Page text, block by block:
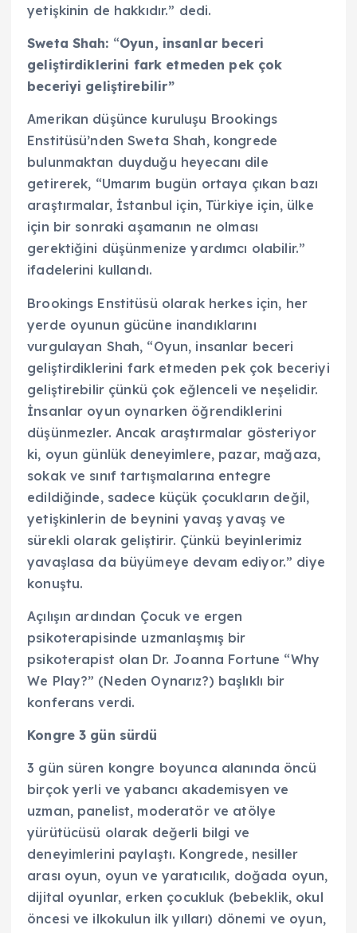
yetişkinin de hakkıdır.” dedi.
Sweta Shah: “Oyun, insanlar beceri
geliştirdiklerini fark etmeden pek çok
beceriyi geliştirebilir”
Amerikan düşünce kuruluşu Brookings
Enstitüsü’nden Sweta Shah, kongrede
bulunmaktan duyduğu heyecanı dile
getirerek, “Umarım bugün ortaya çıkan bazı
araştırmalar, İstanbul için, Türkiye için, ülke
için bir sonraki aşamanın ne olması
gerektiğini düşünmenize yardımcı olabilir.”
ifadelerini kullandı.
Brookings Enstitüsü olarak herkes için, her
yerde oyunun gücüne inandıklarını
vurgulayan Shah, “Oyun, insanlar beceri
geliştirdiklerini fark etmeden pek çok beceriyi
geliştirebilir çünkü çok eğlenceli ve neşelidir.
İnsanlar oyun oynarken öğrendiklerini
düşünmezler. Ancak araştırmalar gösteriyor
ki, oyun günlük deneyimlere, pazar, mağaza,
sokak ve sınıf tartışmalarına entegre
edildiğinde, sadece küçük çocukların değil,
yetişkinlerin de beynini yavaş yavaş ve
sürekli olarak geliştirir. Çünkü beyinlerimiz
yavaşlasa da büyümeye devam ediyor.” diye
konuştu.
Açılışın ardından Çocuk ve ergen
psikoterapisinde uzmanlaşmış bir
psikoterapist olan Dr. Joanna Fortune “Why
We Play?” (Neden Oynarız?) başlıklı bir
konferans verdi.
Kongre 3 gün sürdü
3 gün süren kongre boyunca alanında öncü
birçok yerli ve yabancı akademisyen ve
uzman, panelist, moderatör ve atölye
yürütücüsü olarak değerli bilgi ve
deneyimlerini paylaştı. Kongrede, nesiller
arası oyun, oyun ve yaratıcılık, doğada oyun,
dijital oyunlar, erken çocukluk (bebeklik, okul
öncesi ve ilkokulun ilk yılları) dönemi ve oyun,